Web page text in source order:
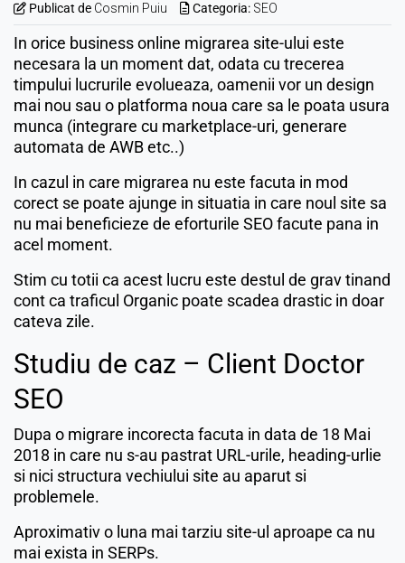
Publicat de Cosmin Puiu Categoria: SEO
In orice business online migrarea site-ului este
necesara la un moment dat, odata cu trecerea
timpului lucrurile evolueaza, oamenii vor un design
mai nou sau o platforma noua care sa le poata usura
munca (integrare cu marketplace-uri, generare
automata de AWB etc..)
In cazul in care migrarea nu este facuta in mod
corect se poate ajunge in situatia in care noul site sa
nu mai beneficieze de eforturile SEO facute pana in
acel moment.
Stim cu totii ca acest lucru este destul de grav tinand
cont ca traficul Organic poate scadea drastic in doar
cateva zile.
Studiu de caz – Client Doctor
SEO
Dupa o migrare incorecta facuta in data de 18 Mai
2018 in care nu s-au pastrat URL-urile, heading-urlie
si nici structura vechiului site au aparut si
problemele.
Aproximativ o luna mai tarziu site-ul aproape ca nu
mai exista in SERPs.